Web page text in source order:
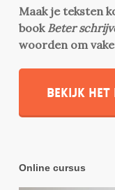
Maak je teksten
book Beter
woorden om
Bekijk
Online cursus